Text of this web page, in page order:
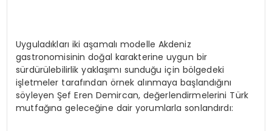
Uyguladıkları iki aşamalı modelle Akdeniz
gastronomisinin doğal karakterine uygun bir
sürdürülebilirlik yaklaşımı sunduğu için bölgedeki
işletmeler tarafından örnek alınmaya başlandığını
söyleyen Şef Eren Demircan, değerlendirmelerini Türk
mutfağına geleceğine dair yorumlarla sonlandırdı: